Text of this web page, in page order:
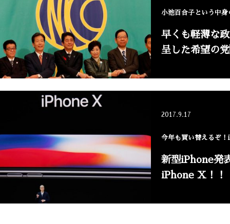
小池百合子という中身
早くも軽薄な
呈した希望の
2017.9.17
今年も買い替えるぞ
新型iPhone発
iPhone X！！